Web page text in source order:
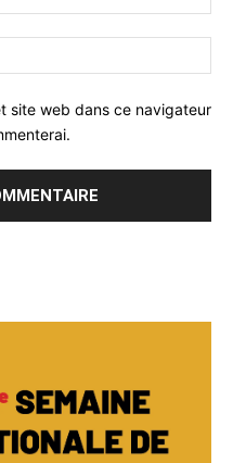
:*
:
site web dans ce navigateur